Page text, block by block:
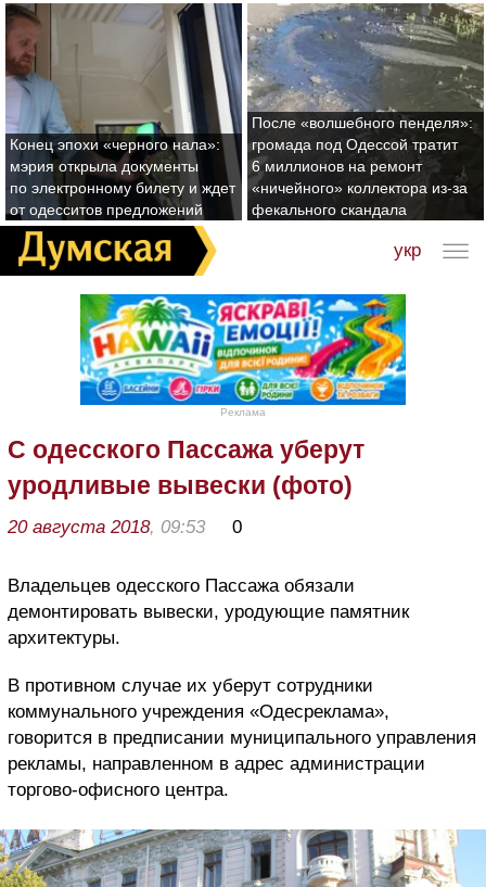
Конец эпохи «черного нала»:
мэрия открыла документы
по электронному билету и ждет
от одесситов предложений
После «волшебного пенделя»:
громада под Одессой тратит
6 миллионов на ремонт
«ничейного» коллектора из-за
фекального скандала
укр
Реклама
С одесского Пассажа уберут
уродливые вывески (фото)
20 августа 2018, 09:53 0
Владельцев одесского Пассажа обязали
демонтировать вывески, уродующие памятник
архитектуры.
В противном случае их уберут сотрудники
коммунального учреждения «Одесреклама»,
говорится в предписании муниципального управления
рекламы, направленном в адрес администрации
торгово-офисного центра.